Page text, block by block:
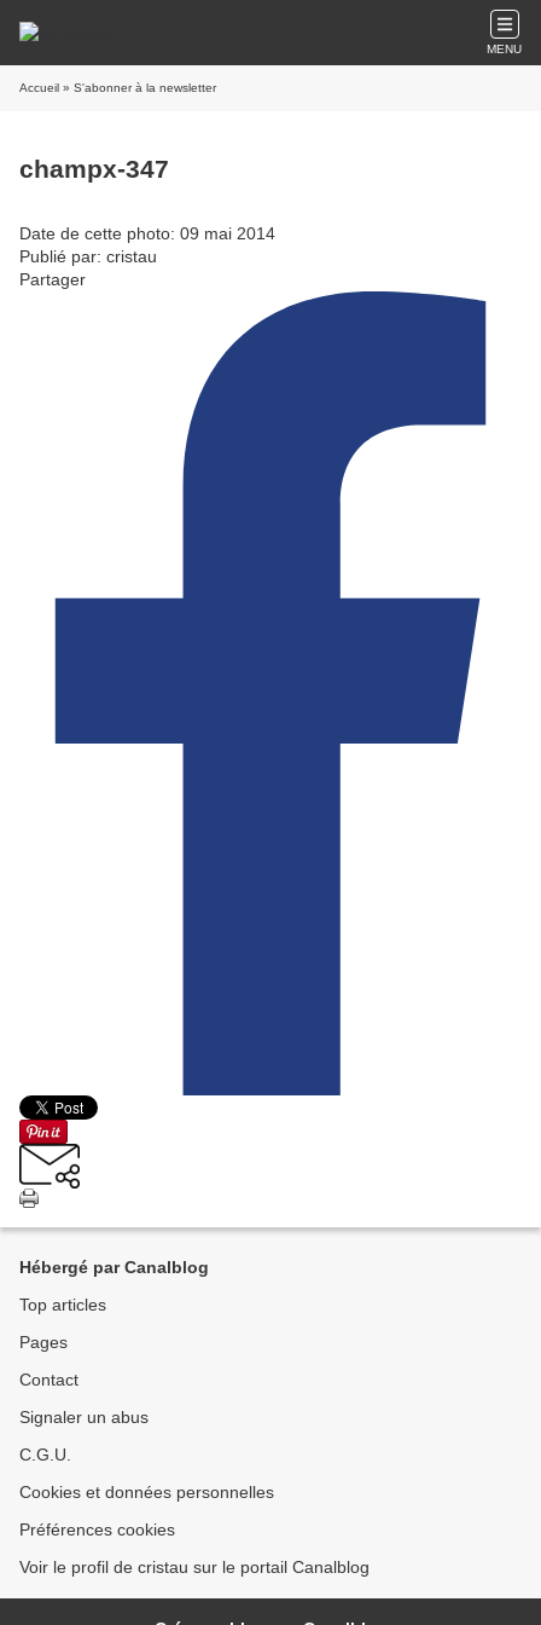
MENU
Accueil » S'abonner à la newsletter
champx-347
Date de cette photo: 09 mai 2014
Publié par: cristau
Partager
Hébergé par Canalblog
Top articles
Pages
Contact
Signaler un abus
C.G.U.
Cookies et données personnelles
Préférences cookies
Voir le profil de cristau sur le portail Canalblog